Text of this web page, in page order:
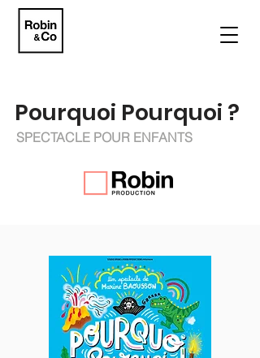
Pourquoi Pourquoi ?
SPECTACLE POUR ENFANTS